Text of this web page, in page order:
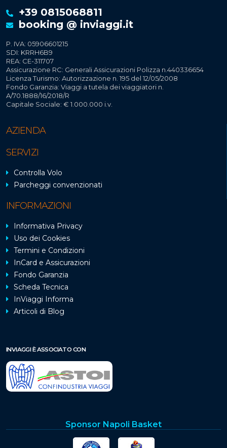
+39 0815068811
booking @ inviaggi.it
P. IVA: 05906601215
SDI: KRRH6B9
REA: CE-311707
Assicurazione RC: Generali Assicurazioni Polizza n.440336654
Licenza Turismo: Autorizzazione n. 195 del 12/05/2008
Fondo Garanzia: Viaggi a tutela dei viaggiatori n.
A/70.1888/16/2018/R
Capitale Sociale: € 1.000.000 i.v.
AZIENDA
SERVIZI
Controlla Volo
Parcheggi convenzionati
INFORMAZIONI
Informativa Privacy
Uso dei Cookies
Termini e Condizioni
InCard e Assicurazioni
Fondo Garanzia
Scheda Tecnica
InViaggi Informa
Articoli di Blog
INVIAGGI È ASSOCIATO CON
Sponsor Napoli Basket